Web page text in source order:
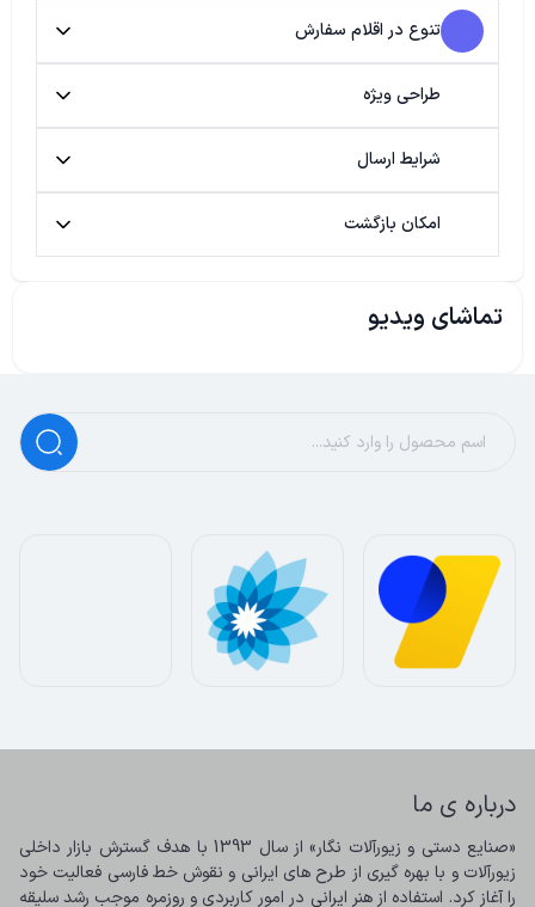
تنوع در اقلام سفارش
طراحی ویژه
شرایط ارسال
امکان بازگشت
تماشای ویدیو
درباره ی ما